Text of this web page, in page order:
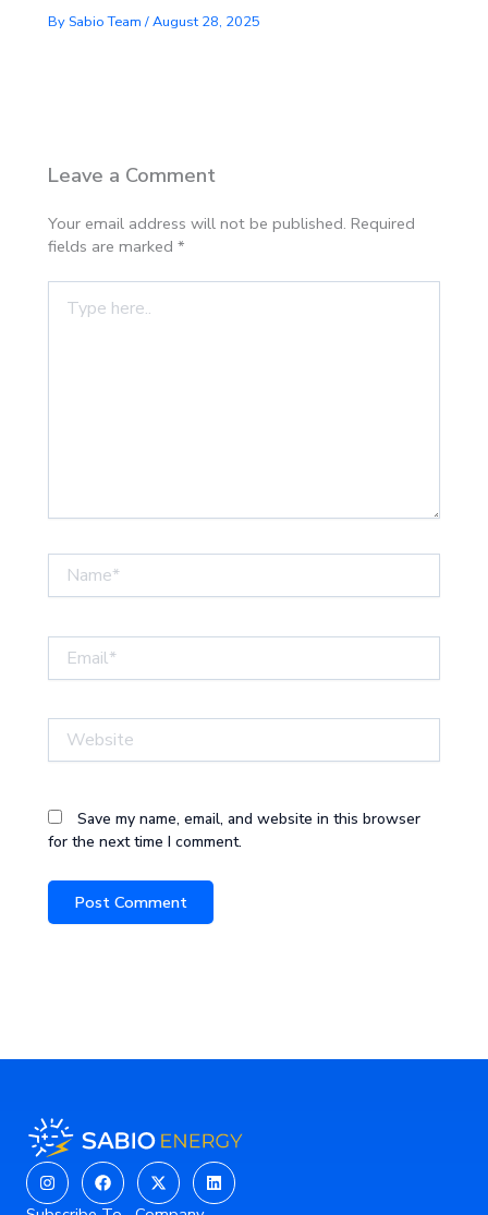
By Sabio Team/August 28, 2025
Leave a Comment
Your email address will not be published. Required
fields are marked*
here..
Save my name, email, and website in this browser
for the next time I comment.
InstagramFacebook
X-
twitter
Linkedin